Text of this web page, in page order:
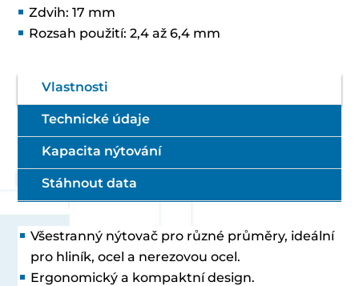
Zdvih: 17 mm
Rozsah použití: 2,4 až 6,4 mm
Vlastnosti
Technické údaje
Kapacita nýtování
Stáhnout data
Všestranný nýtovač pro různé průměry, ideální
pro hliník, ocel a nerezovou ocel.
Ergonomický a kompaktní design.